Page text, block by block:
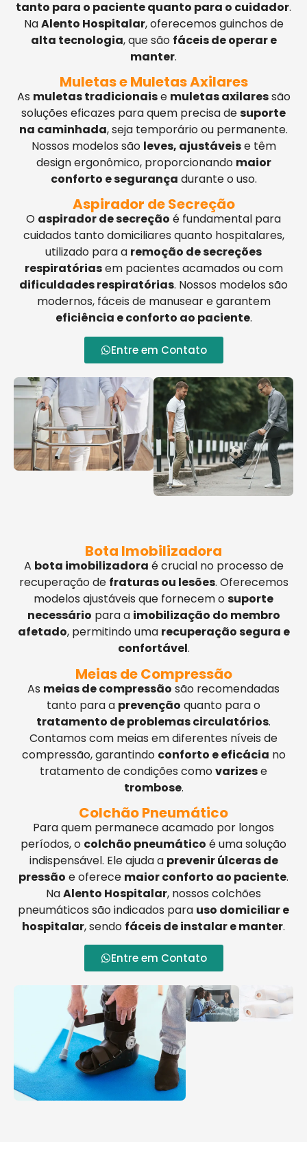
tanto para o paciente quanto para o cuidador.
NaAlento Hospitalar, oferecemos guinchos de
alta tecnologia, que são fáceis de operar e
manter.
Muletas e Muletas Axilares
As muletas tradicionaise muletas axilaressão
soluções eficazes para quem precisa desuporte
na caminhada, seja temporário ou permanente.
Nossos modelos são leves, ajustáveise têm
design ergonômico, proporcionando maior
conforto e segurança durante o uso.
Aspirador de Secreção
O aspirador de secreção é fundamental para
cuidados tanto domiciliares quanto hospitalares,
utilizado para a remoção de secreções
respiratóriasem pacientes acamados ou com
dificuldades respiratórias. Nossos modelos são
modernos, fáceis de manusear e garantem
eficiência e conforto ao paciente.
Entre em Contato
Bota Imobilizadora
A bota imobilizadora é crucial no processo de
recuperação de fraturas ou lesões. Oferecemos
modelos ajustáveis que fornecem osuporte
necessário para a imobilização do membro
afetado, permitindo uma recuperação segura e
confortável.
Meias de Compressão
As meias de compressão são recomendadas
tanto para a prevenção quanto para o
tratamento de problemas circulatórios.
Contamos com meias em diferentes níveis de
compressão, garantindo conforto e eficácia no
tratamento de condições comovarizese
trombose.
Colchão Pneumático
Para quem permanece acamado por longos
períodos, o colchão pneumático é uma solução
indispensável. Ele ajuda a prevenir úlceras de
pressão e oferece maior conforto ao paciente.
NaAlento Hospitalar, nossos colchões
pneumáticos são indicados para uso domiciliar e
hospitalar, sendo fáceis de instalar e manter.
Entre em Contato